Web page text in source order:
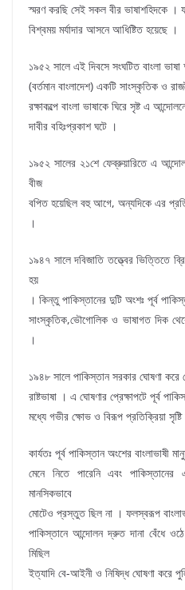
স্মরণ করছি সেই সকল বীর ভাষাশহিদকে ।
বিশ্ব‌ময় মর্যাদার আসনে আধিষ্টিত হয়েছে ।
১৯৫২ সালে এই দিবসে সংঘটিত বাংলা
(বর্তমান বাংলাদেশ) একটি সাংস্কৃতিক ও
রক্ষাকল্পে বাংলা ভাষাকে ঘিরে সৃষ্ট এ
দাবীর বহিঃপ্রকাশ ঘটে ।
১৯৫২ সালের ২১শে ফেব্রুয়ারিতে এ
বীজ
বপিত হয়েছিল বহু আগে, অন্যদিকে এর
।
১৯৪৭ সালে দবিজাতি তত্ত্বের ভিত্তিতে
হয়
। কিন্তু পাকিস্তানের দুটি অংশঃ পূর্ব
সাংস্কৃতিক,ভৌগোলিক ও ভাষাগত দিক
।
১৯৪৮ সালে পাকিস্তান সরকার ঘোষণা করে
রাষ্টভাষা । এ ঘোষণার প্রেক্ষাপটে পূর্ব
মধ্যে গভীর ক্ষোভ ও বিরূপ প্রতিক্রিয়া
কার্যতঃ পূর্ব পাকিস্তান অংশের
মেনে নিতে পারেনি এবং
মানসিকভাবে
মোটেও প্রস্তুত ছিল না । ফলস্ব‌রূপ
পাকিস্তানে আন্দোলন দ্রুত দানা বেঁধে
মিছিল
ইত্যাদি বে-আইনী ও নিষিদ্ধ ঘোষণা করে